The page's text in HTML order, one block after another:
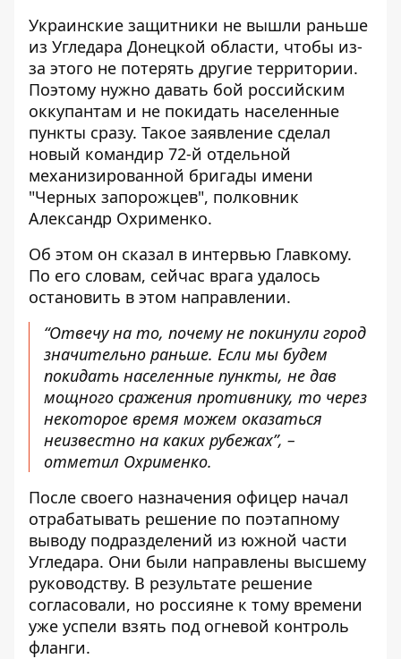
Украинские защитники не вышли раньше
из Угледара Донецкой области, чтобы из-
за этого не потерять другие территории.
Поэтому нужно давать бой российским
оккупантам и не покидать населенные
пункты сразу. Такое заявление сделал
новый командир 72-й отдельной
механизированной бригады имени
"Черных запорожцев", полковник
Александр Охрименко.
Об этом он сказал в интервью Главкому.
По его словам, сейчас врага удалось
остановить в этом направлении.
“Отвечу на то, почему не покинули город
значительно раньше. Если мы будем
покидать населенные пункты, не дав
мощного сражения противнику, то через
некоторое время можем оказаться
неизвестно на каких рубежах”, –
отметил Охрименко.
После своего назначения офицер начал
отрабатывать решение по поэтапному
выводу подразделений из южной части
Угледара. Они были направлены высшему
руководству. В результате решение
согласовали, но россияне к тому времени
уже успели взять под огневой контроль
фланги.